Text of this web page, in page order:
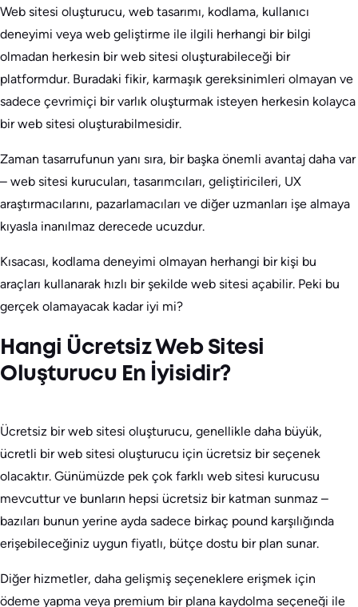
Web sitesi oluşturucu, web tasarımı, kodlama, kullanıcı
deneyimi veya web geliştirme ile ilgili herhangi bir bilgi
olmadan herkesin bir web sitesi oluşturabileceği bir
platformdur. Buradaki fikir, karmaşık gereksinimleri olmayan ve
sadece çevrimiçi bir varlık oluşturmak isteyen herkesin kolayca
bir web sitesi oluşturabilmesidir.
Zaman tasarrufunun yanı sıra, bir başka önemli avantaj daha var
– web sitesi kurucuları, tasarımcıları, geliştiricileri, UX
araştırmacılarını, pazarlamacıları ve diğer uzmanları işe almaya
kıyasla inanılmaz derecede ucuzdur.
Kısacası, kodlama deneyimi olmayan herhangi bir kişi bu
araçları kullanarak hızlı bir şekilde web sitesi açabilir. Peki bu
gerçek olamayacak kadar iyi mi?
Hangi Ücretsiz Web Sitesi
Oluşturucu En İyisidir?
Ücretsiz bir web sitesi oluşturucu, genellikle daha büyük,
ücretli bir web sitesi oluşturucu için ücretsiz bir seçenek
olacaktır. Günümüzde pek çok farklı web sitesi kurucusu
mevcuttur ve bunların hepsi ücretsiz bir katman sunmaz –
bazıları bunun yerine ayda sadece birkaç pound karşılığında
erişebileceğiniz uygun fiyatlı, bütçe dostu bir plan sunar.
Diğer hizmetler, daha gelişmiş seçeneklere erişmek için
ödeme yapma veya premium bir plana kaydolma seçeneği ile